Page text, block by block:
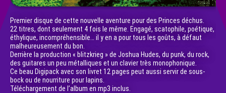
Premier disque de cette nouvelle aventure pour des Princes déchus.
22 titres, dont seulement 4 fois le même. Engagé, scatophile, poétique,
éthylique, incompréhensible… il y en a pour tous les goûts, à défaut
malheureusement du bon.
Derrière la production « blitzkrieg » de Joshua Hudes, du punk, du rock,
des guitares un peu métalliques et un clavier très monophonique.
Ce beau Digipack avec son livret 12 pages peut aussi servir de sous-
bock ou de nourriture pour lapins.
Téléchargement de l’album en mp3 inclus.